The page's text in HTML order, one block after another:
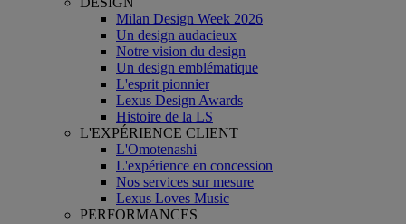
Milan Design Week 2026
Un design audacieux
Notre vision du design
Un design emblématique
L'esprit pionnier
Lexus Design Awards
Histoire de la LS
L'EXPÉRIENCE CLIENT
L'Omotenashi
L'expérience en concession
Nos services sur mesure
Lexus Loves Music
PERFORMANCES